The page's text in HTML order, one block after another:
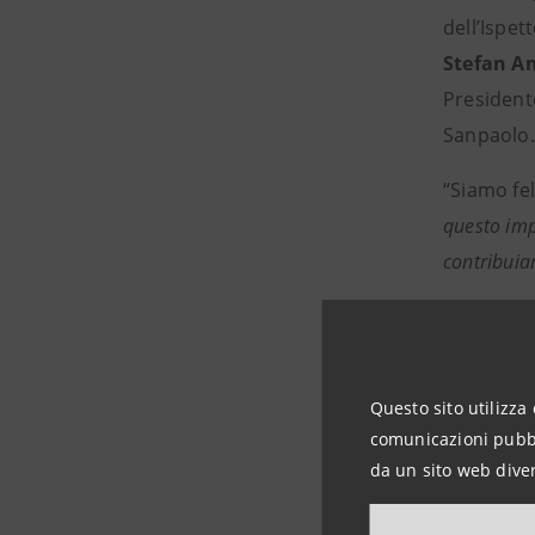
Questo sito utilizza
comunicazioni
da un sito web
Stefan
Sanpaolo.
“Siamo
questo
Cristina
verso un
risposto
alberi